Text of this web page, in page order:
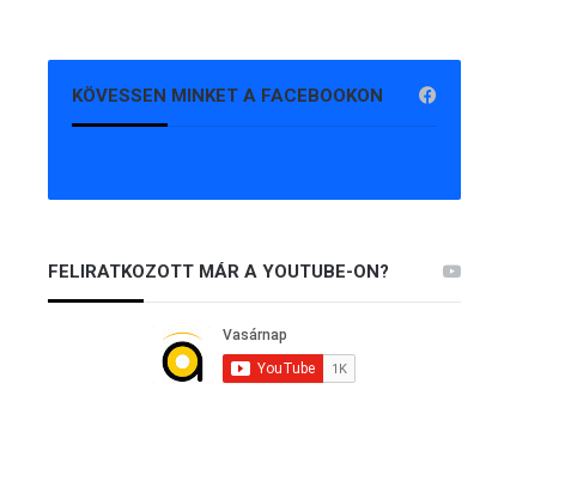
KÖVESSEN MINKET A FACEBOOKON
FELIRATKOZOTT MÁR A YOUTUBE-ON?